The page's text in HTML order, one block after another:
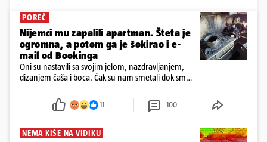
POREČ
Nijemci mu zapalili apartman. Šteta je
ogromna, a potom ga je šokirao i e-
mail od Bookinga
Oni su nastavili sa svojim jelom, nazdravljanjem,
dizanjem čaša i boca. Čak su nam smetali dok smo
požar, rekao je vlasnik
11 100
NEMA KIŠE NA VIDIKU